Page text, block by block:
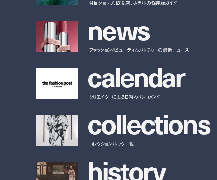
注目ショップ、飲食店、ホテルの保存版ガイド
news
ファッション/ビューティ/カルチャーの最新ニュース
calendar
クリエイターによる日替わりレコメンド
collections
コレクションルック一覧
history